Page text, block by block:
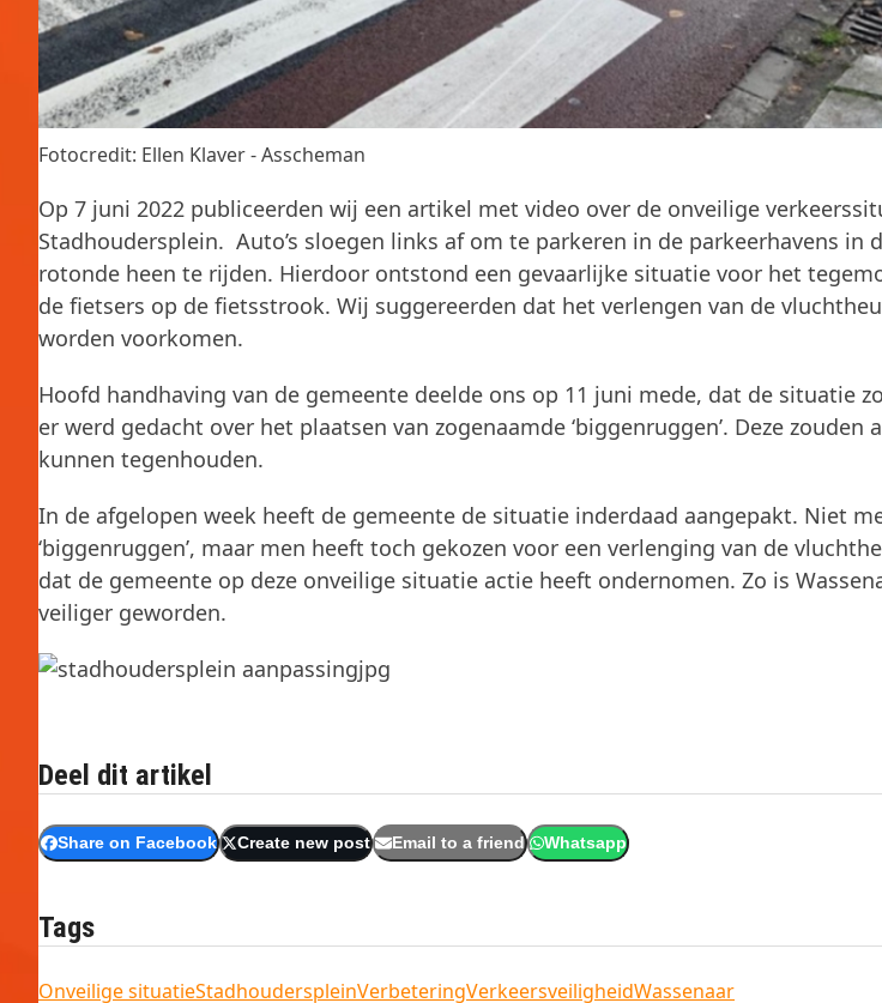
Fotocredit: Ellen Klaver - Asscheman
Op 7 juni 2022 publiceerden wij een artikel met video over de onveilige
Stadhoudersplein. Auto’s sloegen links af om te parkeren in de parkeerhavens in
rotonde heen te rijden. Hierdoor ontstond een gevaarlijke situatie voor het
de fietsers op de fietsstrook. Wij suggereerden dat het verlengen van de
worden voorkomen.
Hoofd handhaving van de gemeente deelde ons op 11 juni mede, dat de situatie
er werd gedacht over het plaatsen van zogenaamde ‘biggenruggen’. Deze
kunnen tegenhouden.
In de afgelopen week heeft de gemeente de situatie inderdaad aangepakt. Niet
‘biggenruggen’, maar men heeft toch gekozen voor een verlenging van de
dat de gemeente op deze onveilige situatie actie heeft ondernomen. Zo is
veiliger geworden.
Deel dit artikel
Share on Facebook Create new post Email to a friend Whatsapp
Tags
Onveilige situatieStadhouderspleinVerbeteringVerkeersveiligheidWassenaar